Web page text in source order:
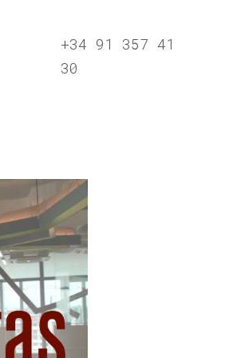
+34 91 357 41
30